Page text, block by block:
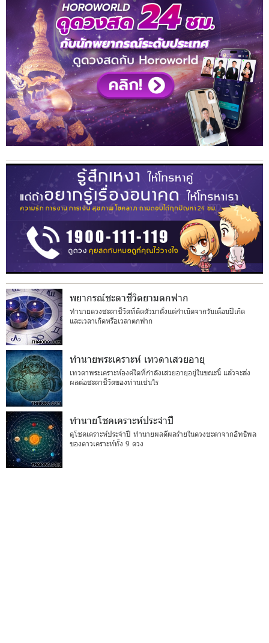
พยากรณ์ชะตาชีวิตยามตกฟาก
ทำนายดวงชะตาชีวิตที่ติดตัวมาตั้งแต่กำเนิดจากวันเดือนปีเกิด
และเวลาเกิดหรือเวลาตกฟาก
ทำนายพระเคราะห์ เทวดาเสวยอายุ
เทวดาพระเคราะห์องค์ใดที่กำลังเสวยอายุอยู่ในขณะนี้ แล้วจะส่ง
ผลต่อชะตาชีวิตของท่านเช่นไร
ทำนายโชคเคราะห์ประจำปี
ดูโชคเคราะห์ประจำปี ทำนายผลดีผลร้ายในดวงชะตาจากอิทธิพล
ของดาวเคราะห์ทั้ง 9 ดวง